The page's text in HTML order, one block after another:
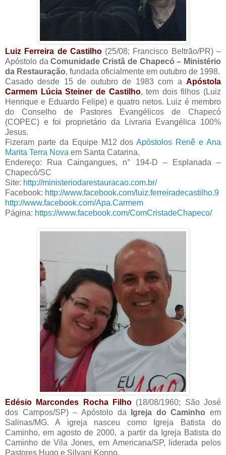
Luiz Ferreira de Castilho(25/08; Francisco Beltrão/PR) –
Apóstolo daComunidade Cristã de Chapecó – Ministério
da Restauração, fundada oficialmente em outubro de 1998.
Casado desde 15 de outubro de 1983 com a Apóstola
Carmem Lúcia Steiner de Castilho, tem dois filhos (Luiz
Henrique e Eduardo Felipe) e quatro netos. Luiz é membro
do Conselho de Pastores Evangélicos de Chapecó
(COPEC) e foi proprietário da Livraria Evangélica 100%
Jesus.
Fizeram parte da Equipe M12 dosApóstolos Renê e Ana
Marita Terra Nova em Santa Catarina.
Endereço: Rua Caingangues, n° 194-D – Esplanada –
Chapecó/SC
Site: http://ministeriodarestauracao.com.br/
Facebook: http://www.facebook.com/luiz.ferreiradecastilho.9
http://www.facebook.com/Apa.Carmem
Página: https://www.facebook.com/ComCristadeChapeco/
Edésio Marcondes Rocha Filho (18/08/1960; São José
dos Campos/SP) – Apóstolo da
Igreja do Caminho em
Salinas/MG. A igreja nasceu como Igreja Batista do
Caminho, em agosto de 2000, a partir da Igreja Batista do
Caminho de Vila Jones, em Americana/SP, liderada pelos
Pastores Hugo e Silvani Konno.